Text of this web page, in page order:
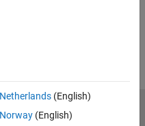
Netherlands(English)
Norway(English)
sulla privacy